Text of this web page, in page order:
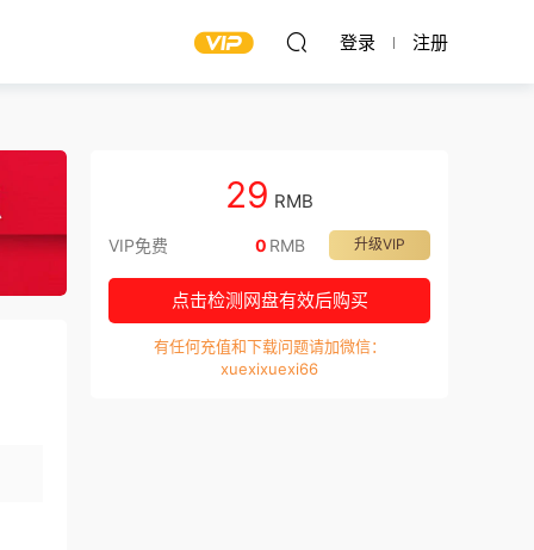
登录 注册
29 RMB
VIP免费 升级VIP
0 RMB
点击检测网盘有效后购买
有任何充值和下载问题请加微信：
xuexixuexi66